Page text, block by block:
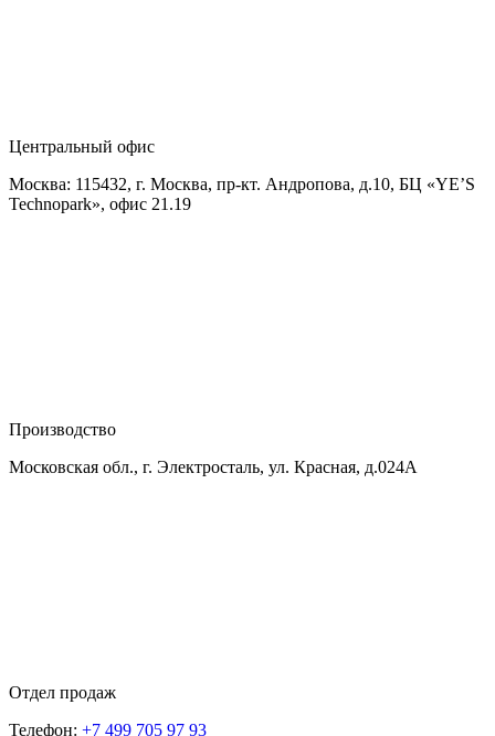
Центральный офис
Москва: 115432, г. Москва, пр-кт. Андропова, д.10, БЦ «YE’S
Technopark», офис 21.19
Производство
Московская обл., г. Электросталь, ул. Красная, д.024А
Отдел продаж
Телефон: +7 499 705 97 93